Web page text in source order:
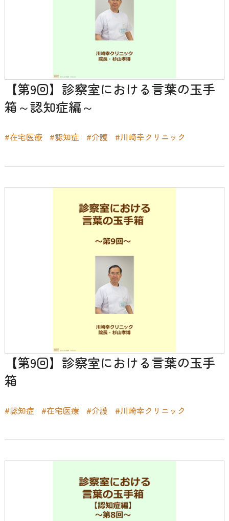
【第9回】診察室における言葉の玉手
箱～認知症編～
#在宅医療 #認知症 #介護 #川崎幸クリニック
【第9回】診察室における言葉の玉手
箱
#認知症 #在宅医療 #介護 #川崎幸クリニック